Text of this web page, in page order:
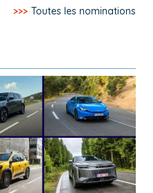
>>> Toutes les nominations